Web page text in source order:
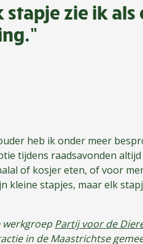
stapje zie ik als
heb ik onder meer
tijdens raadsavonden altijd
of kosjer eten, of voor
kleine stapjes, maar elk
werkgroepPartij voor de
in de Maastrichtse